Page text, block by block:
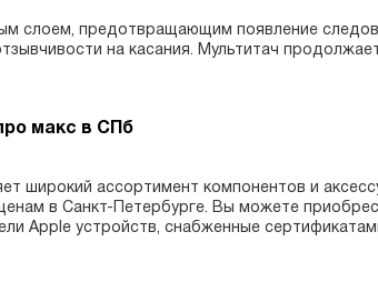
слоем, предотвращающим появление
на касания. Мультитач
макс в СПб
широкий ассортимент компонентов и
в Санкт-Петербурге. Вы можете
Apple устройств, снабженные